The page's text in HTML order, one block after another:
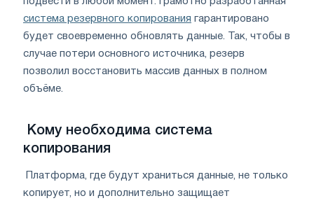
система резервного копирования гарантировано
будет своевременно обновлять данные. Так, чтобы в
случае потери основного источника, резерв
позволил восстановить массив данных в полном
объёме.
Кому необходима система
копирования
Платформа, где будут храниться данные, не только
копирует, но и дополнительно защищает